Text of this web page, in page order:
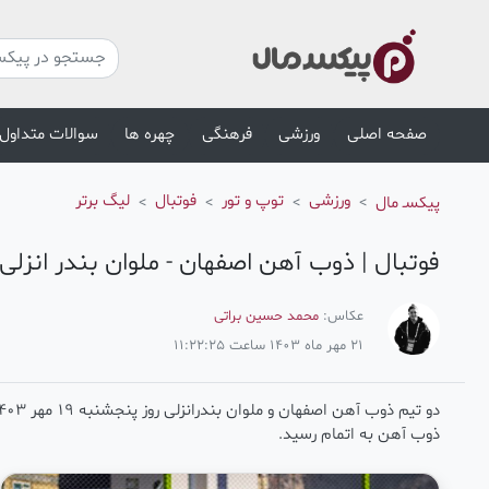
صفحه اصلی ورزشی فرهنگی چهره ها سوالات متداول
پیکسـ مال ورزشی توپ و تور فوتبال لیگ برتر
فوتبال | ذوب آهن اصفهان - ملوان بندر انزلی
عکاس:محمد حسین براتی
21 مهر ماه 1403 ساعت 11:22:25
ذوب آهن به اتمام رسید.